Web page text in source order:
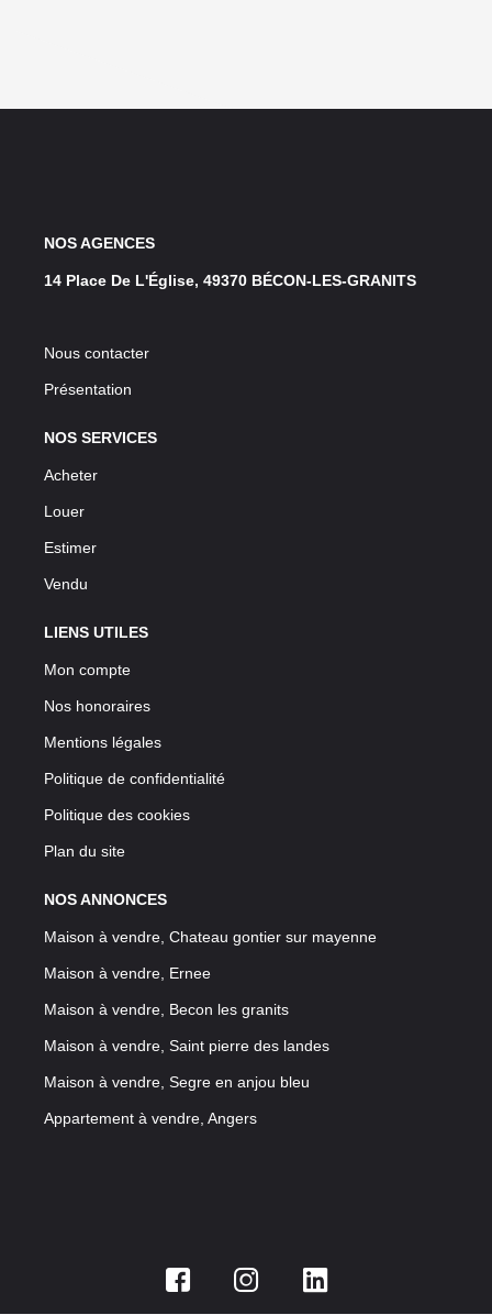
NOS AGENCES
14 Place De L'Église, 49370 BÉCON-LES-GRANITS
Nous contacter
Présentation
NOS SERVICES
Acheter
Louer
Estimer
Vendu
LIENS UTILES
Mon compte
Nos honoraires
Mentions légales
Politique de confidentialité
Politique des cookies
Plan du site
NOS ANNONCES
Maison à vendre, Chateau gontier sur mayenne
Maison à vendre, Ernee
Maison à vendre, Becon les granits
Maison à vendre, Saint pierre des landes
Maison à vendre, Segre en anjou bleu
Appartement à vendre, Angers